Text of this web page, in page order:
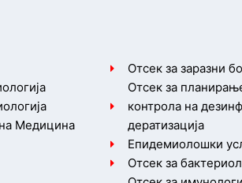
Медицина
Отсек за заразни
Отсек за
контрола на
дератизација
Епидемиолошки
Отсек за